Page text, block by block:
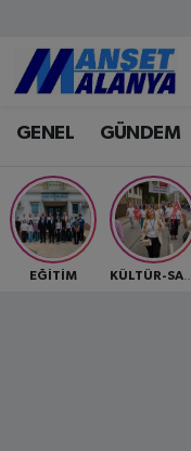
GENEL GÜNDEM
EĞİTİM KÜLTÜR-
Antalya
Antalya Hava
Antalya
Antalya Trafik